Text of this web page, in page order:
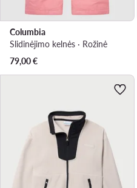
Columbia
Slidinėjimo kelnės · Rožinė
79,00€